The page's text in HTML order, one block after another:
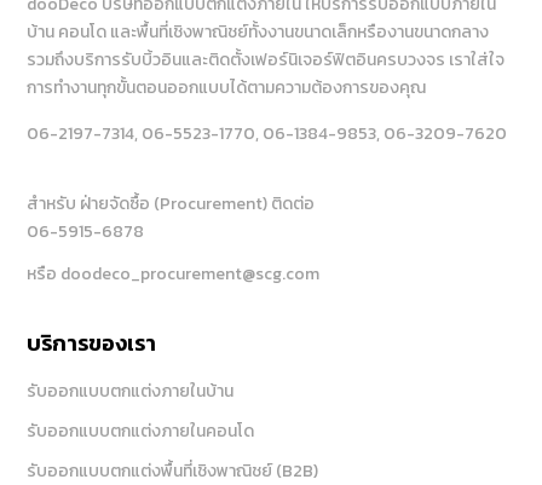
บ้าน คอนโด และพื้นที่เชิงพาณิชย์ทั้งงานขนาดเล็กหรืองานขนาดกลาง
รวมถึงบริการรับบิ้วอินและติดตั้งเฟอร์นิเจอร์ฟิตอินครบวงจร เราใส่ใจ
การทำงานทุกขั้นตอนออกแบบได้ตามความต้องการของคุณ
06-2197-7314, 06-5523-1770, 06-1384-9853, 06-3209-7620
สำหรับ ฝ่ายจัดซื้อ (Procurement) ติดต่อ
06-5915-6878
หรือ doodeco_procurement@scg.com
บริการของเรา
รับออกแบบตกแต่งภายในบ้าน
รับออกแบบตกแต่งภายในคอนโด
รับออกแบบตกแต่งพื้นที่เชิงพาณิชย์ (B2B)